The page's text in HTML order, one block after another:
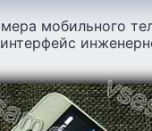
мобильного